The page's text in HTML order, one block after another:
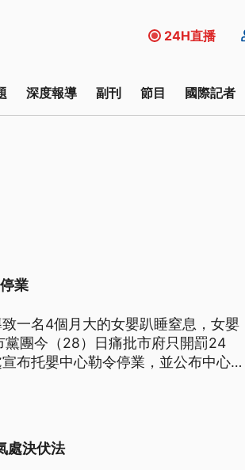
24H直播
深度報導 副刊 節目 國際記者
業
一名4個月大的女嬰趴睡窒息，女嬰
團今（28）日痛批市府只開罰24
布托嬰中心勒令停業，並公布中心名
處決伏法